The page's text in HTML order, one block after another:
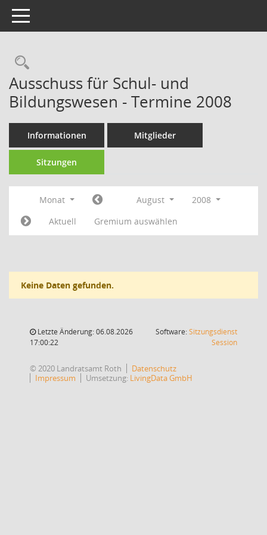
Toggle navigation
Rechercheauswahl
Ausschuss für Schul- und
Bildungswesen - Termine 2008
Informationen Mitglieder
Sitzungen
Monat August
2008
Aktuell
Gremium auswählen
Keine Daten gefunden.
Letzte Änderung: 06.08.2026
17:00:22
Software:Sitzungsdienst
Session(Wird in
© 2020 Landratsamt Roth
Datenschutz
Impressum
Umsetzung: LivingData GmbH